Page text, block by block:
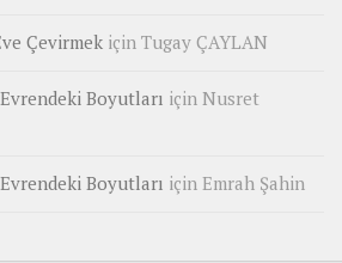
Çevirmek için Tugay ÇAYLAN
Boyutları için Nusret
Boyutları için Emrah Şahin